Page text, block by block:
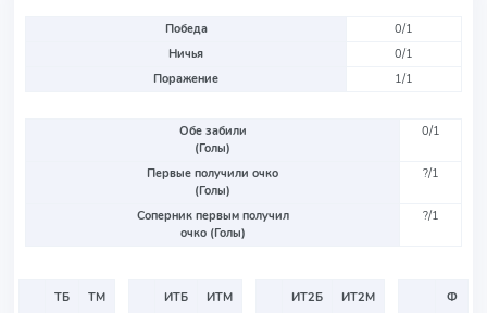
Победа
0/1
Ничья
0/1
Поражение
1/1
Обе забили
(Голы)
0/1
Первые получили очко
(Голы)
?/1
Соперник первым получил
очко (Голы)
?/1
ТБ
ТМ
ИТБ
ИТМ
ИТ2Б
ИТ2М
Ф